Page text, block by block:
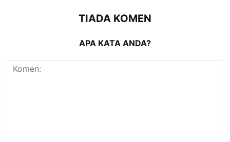
TIADA KOMEN
APA KATA ANDA?